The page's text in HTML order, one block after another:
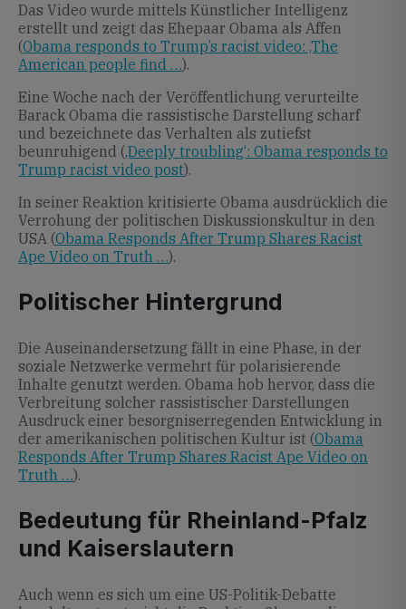
Das Video wurde mittels Künstlicher Intelligenz
erstellt und zeigt das Ehepaar Obama als Affen
(Obama responds to Trump’s racist video: ‚The
American people find …).
Eine Woche nach der Veröffentlichung verurteilte
Barack Obama die rassistische Darstellung scharf
und bezeichnete das Verhalten als zutiefst
beunruhigend (‚Deeply troubling‘: Obama responds to
Trump racist video post).
In seiner Reaktion kritisierte Obama ausdrücklich die
Verrohung der politischen Diskussionskultur in den
USA (Obama Responds After Trump Shares Racist
Ape Video on Truth …).
Politischer Hintergrund
Die Auseinandersetzung fällt in eine Phase, in der
soziale Netzwerke vermehrt für polarisierende
Inhalte genutzt werden. Obama hob hervor, dass die
Verbreitung solcher rassistischer Darstellungen
Ausdruck einer besorgniserregenden Entwicklung in
der amerikanischen politischen Kultur ist (Obama
Responds After Trump Shares Racist Ape Video on
Truth …).
Bedeutung für Rheinland-Pfalz
und Kaiserslautern
Auch wenn es sich um eine US-Politik-Debatte